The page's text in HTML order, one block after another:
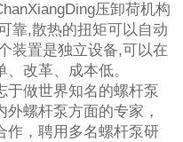
压卸荷机构
靠,散热的扭矩可以自动
装置是独立设备,可以在
改革、成本低。
于做世界知名的螺杆泵
螺杆泵方面的专家，
作，聘用多名螺杆泵研